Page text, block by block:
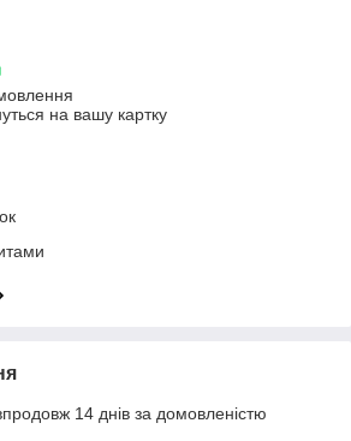
на вашу картку
14 днів за домовленістю